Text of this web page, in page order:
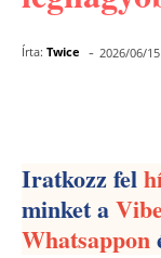
Írta: Twice - 2026/06/15
Iratkozz fel
minket a
Whatsappon